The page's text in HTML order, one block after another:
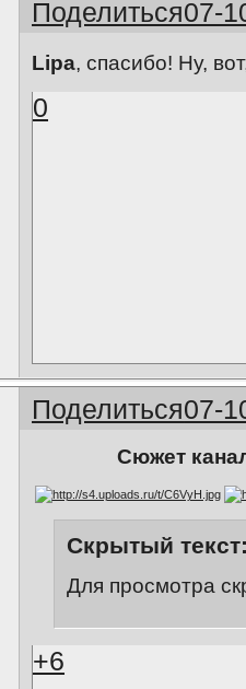
Поделиться07-
Lipa, спасибо! Ну,
0
Поделиться07-
Сюжет
Скрытый
Для просмотра
+6